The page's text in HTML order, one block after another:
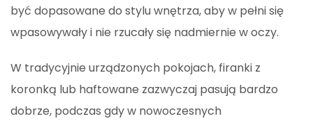
być dopasowane do stylu wnętrza, aby w pełni się
wpasowywały i nie rzucały się nadmiernie w oczy.
W tradycyjnie urządzonych pokojach, firanki z
koronką lub haftowane zazwyczaj pasują bardzo
dobrze, podczas gdy w nowoczesnych